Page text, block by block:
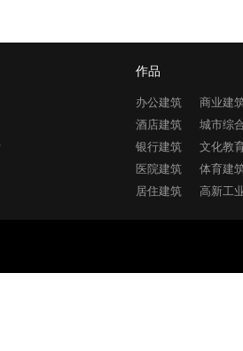
作品
办公建筑
商业建
酒店建筑
城市综
银行建筑
文化教
医院建筑
体育建
居住建筑
高新工